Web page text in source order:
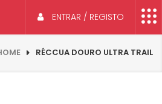
ENTRAR / REGISTO
RÉCCUA DOURO ULTRA TRAIL